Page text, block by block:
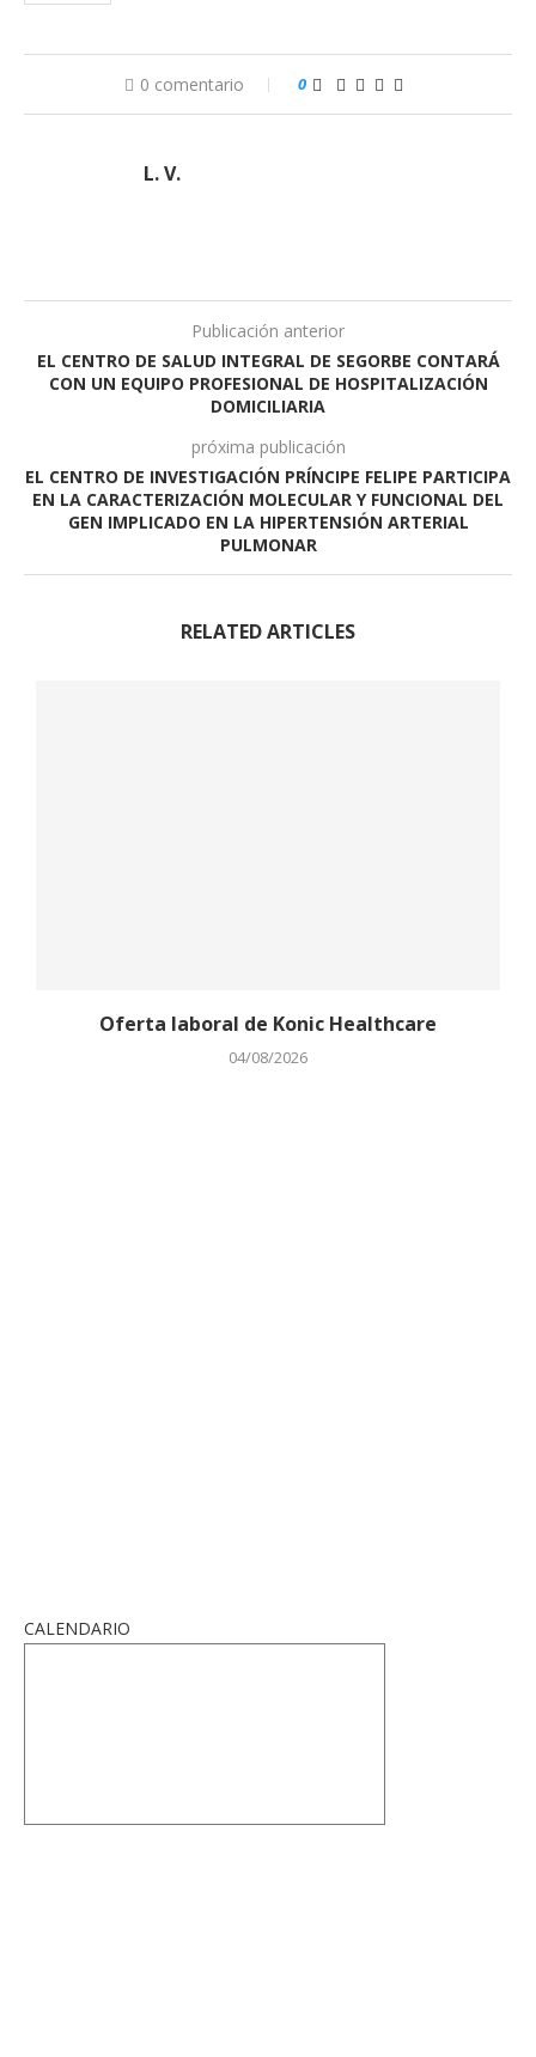
0 comentario 0
L. V.
Publicación anterior
EL CENTRO DE SALUD INTEGRAL DE SEGORBE CONTARÁ
CON UN EQUIPO PROFESIONAL DE HOSPITALIZACIÓN
DOMICILIARIA
próxima publicación
EL CENTRO DE INVESTIGACIÓN PRÍNCIPE FELIPE PARTICIPA
EN LA CARACTERIZACIÓN MOLECULAR Y FUNCIONAL DEL
GEN IMPLICADO EN LA HIPERTENSIÓN ARTERIAL
PULMONAR
RELATED ARTICLES
Oferta laboral de Konic Healthcare
04/08/2026
CALENDARIO